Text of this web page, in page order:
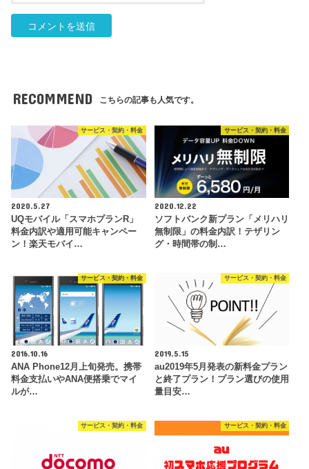
RECOMMEND こちらの記事も人気です。
サービス・契約・料金
2020.5.27
UQモバイル「スマホプランR」
料金内訳や適用可能キャンペー
ン！楽天モバイ…
サービス・契約・料金
2020.12.22
ソフトバンク新プラン「メリハリ
無制限」の料金内訳！テザリン
グ・時間帯の制…
サービス・契約・料金
2016.10.16
ANA Phone12月上旬発売。携帯
料金支払いやANA便搭乗でマイ
ルが…
サービス・契約・料金
2019.5.15
au2019年5月発表の新料金プラン
と終了プラン！プラン選びの使用
量目安…
サービス・契約・料金 サービス・契約・料金